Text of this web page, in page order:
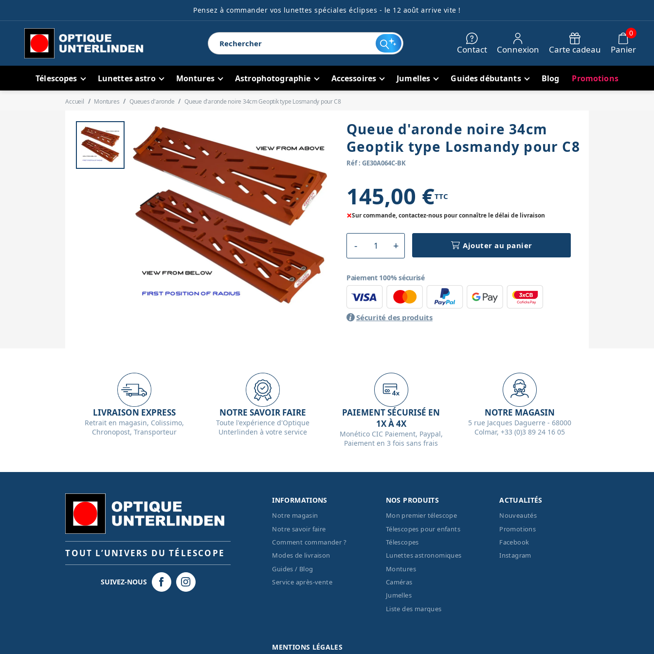
Pensez à commander vos lunettes spéciales éclipses - le 12 août arrive vite !
Contact Connexion Carte cadeau Panier
0
Télescopes Lunettes astro Montures Astrophotographie Accessoires Jumelles Guides débutants Blog Promotions
Accueil Montures Queues d'aronde Queue d'aronde noire 34cm Geoptik type Losmandy pour C8
Queue d'aronde noire 34cm
Geoptik type Losmandy pour C8
Réf : GE30A064C-BK
145,00 €TTC
×Sur commande, contactez-nous pour connaître le délai de livraison
Ajouter au panier
Paiement 100% sécurisé
Sécurité des produits
LIVRAISON EXPRESS
Retrait en magasin, Colissimo,
Chronopost, Transporteur
NOTRE SAVOIR FAIRE
Toute l'expérience d'Optique
Unterlinden à votre service
PAIEMENT SÉCURISÉ EN
1X À 4X
Monético CIC Paiement, Paypal,
Paiement en 3 fois sans frais
NOTRE MAGASIN
5 rue Jacques Daguerre - 68000
Colmar, +33 (0)3 89 24 16 05
TOUT L’UNIVERS DU TÉLESCOPE
SUIVEZ-NOUS
INFORMATIONS
Notre magasin
Notre savoir faire
Comment commander ?
Modes de livraison
Guides / Blog
Service après-vente
NOS PRODUITS
Mon premier télescope
Télescopes pour enfants
Télescopes
Lunettes astronomiques
Montures
Caméras
Jumelles
Liste des marques
ACTUALITÉS
Nouveautés
Promotions
Facebook
Instagram
MENTIONS LÉGALES